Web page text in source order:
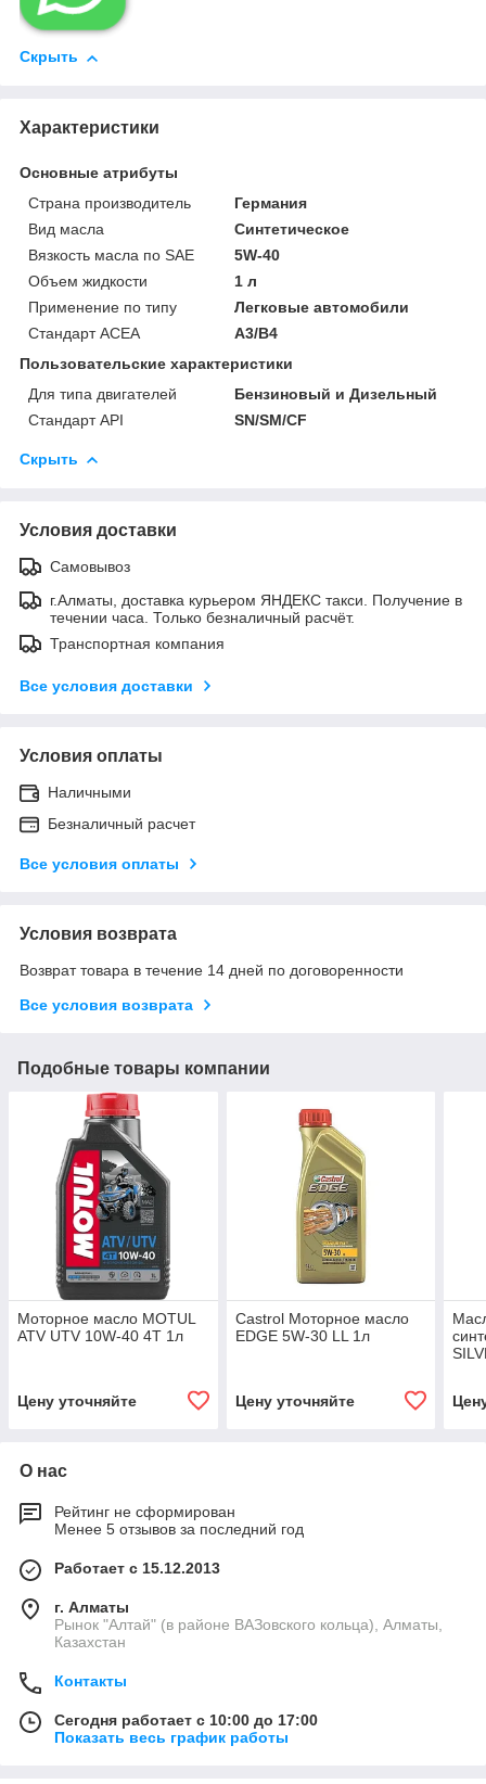
Скрыть
Характеристики
Основные атрибуты
Страна производитель
Германия
Вид масла
Синтетическое
Вязкость масла по SAE
5W-40
Объем жидкости
1 л
Применение по типу
Легковые автомобили
Стандарт ACEA
A3/B4
Пользовательские характеристики
Для типа двигателей
Бензиновый и Дизельный
Стандарт API
SN/SM/CF
Скрыть
Условия доставки
Самовывоз
г.Алматы, доставка курьером ЯНДЕКС такси. Получение в
течении часа. Только безналичный расчёт.
Транспортная компания
Все условия доставки
Условия оплаты
Наличными
Безналичный расчет
Все условия оплаты
Условия возврата
Возврат товара в течение 14 дней по договоренности
Все условия возврата
Подобные товары компании
Моторное масло MOTUL
ATV UTV 10W-40 4T 1л
Цену уточняйте
Castrol Моторное масло
EDGE 5W-30 LL 1л
Цену уточняйте
О нас
Рейтинг не сформирован
Менее 5 отзывов за последний год
Работает с 15.12.2013
г. Алматы
Рынок "Алтай" (в районе ВАЗовского кольца), Алматы,
Казахстан
Контакты
Сегодня работает с 10:00 до 17:00
Показать весь график работы